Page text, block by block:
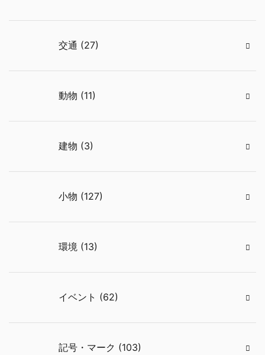
交通 (27)
動物 (11)
建物 (3)
小物 (127)
環境 (13)
イベント (62)
記号・マーク (103)